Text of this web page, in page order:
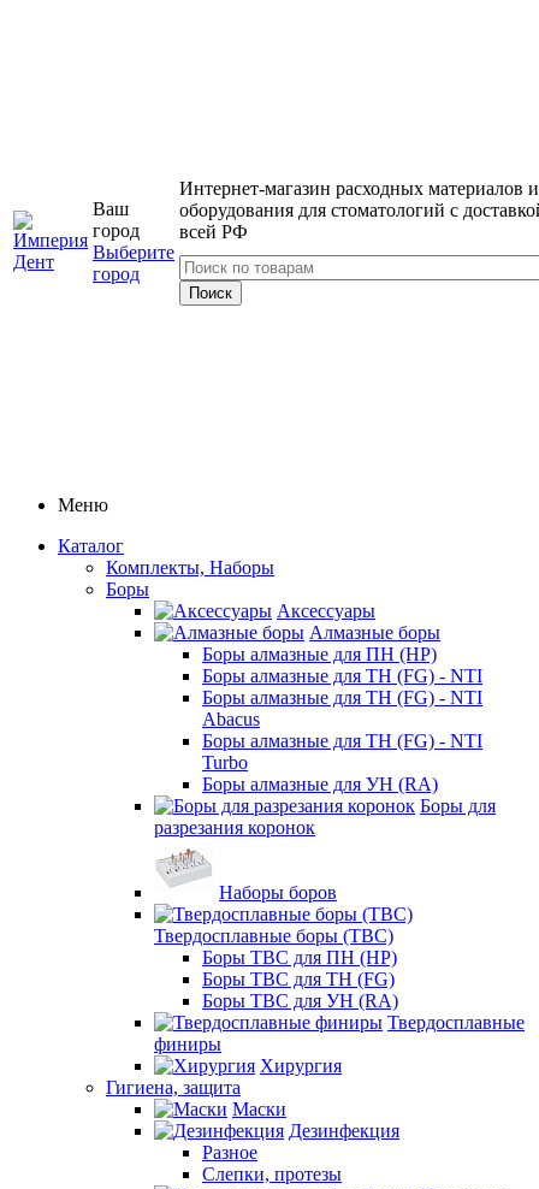
Ваш
город
Выберите
город
Интернет-магазин расходных материалов и
оборудования для стоматологий с
всей РФ
Меню
Каталог
Комплекты, Наборы
Боры
Аксессуары
Алмазные боры
Боры алмазные для ПН (HP)
Боры алмазные для ТН (FG) - NTI
Боры алмазные для ТН (FG) - NTI
Abacus
Боры алмазные для ТН (FG) - NTI
Turbo
Боры алмазные для УН (RA)
Боры для
разрезания коронок
Наборы боров
Твердосплавные боры (ТВС)
Боры ТВС для ПН (HP)
Боры ТВС для ТН (FG)
Боры ТВС для УН (RA)
Твердосплавные
финиры
Хирургия
Гигиена, защита
Маски
Дезинфекция
Разное
Слепки, протезы